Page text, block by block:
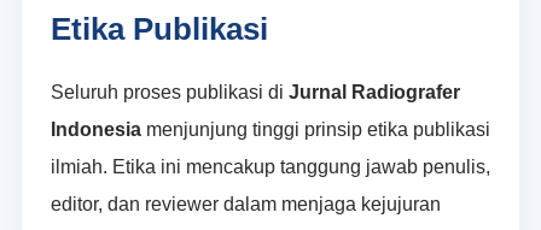
Etika Publikasi
Seluruh proses publikasi di Jurnal Radiografer
Indonesiamenjunjung tinggi prinsip etika publikasi
ilmiah. Etika ini mencakup tanggung jawab penulis,
editor, dan reviewer dalam menjaga kejujuran